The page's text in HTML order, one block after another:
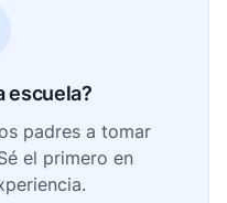
escuela?
padres a tomar
el primero en